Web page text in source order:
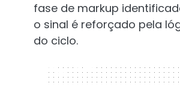
fase de markup
o sinal é reforçado pela
do ciclo.
300 x 250